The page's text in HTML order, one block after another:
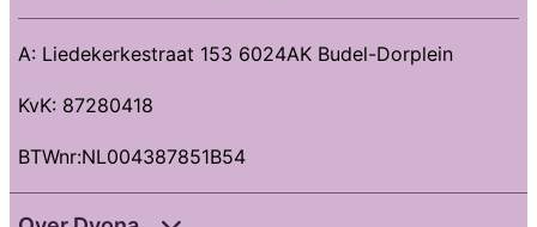
A: Liedekerkestraat 153 6024AK Budel-Dorplein
KvK: 87280418
BTWnr:NL004387851B54